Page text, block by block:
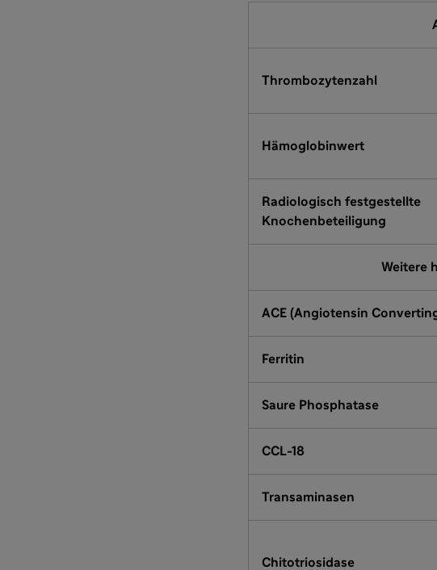
Thrombozytenzahl
Hämoglobinwert
Radiologisch festgestellte
Knochenbeteiligung
Weitere
ACE (Angiotensin
Ferritin
Saure Phosphatase
CCL-18
Transaminasen
Chitotriosidase